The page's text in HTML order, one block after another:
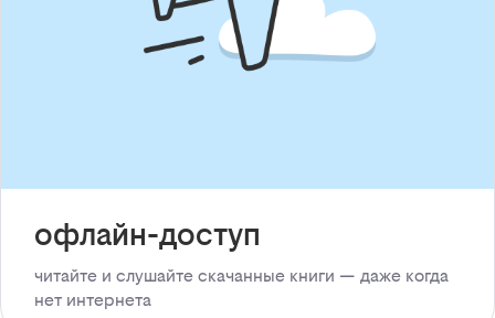
офлайн-доступ
читайте и слушайте скачанные книги — даже когда
нет интернета